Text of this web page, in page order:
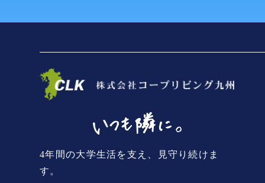
4年間の大学生活を支え、見守り続けま
す。